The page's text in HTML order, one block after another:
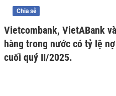
Chia sẻ
Vietcombank, VietABank
hàng trong nước có tỷ lệ
cuối quý II/2025.